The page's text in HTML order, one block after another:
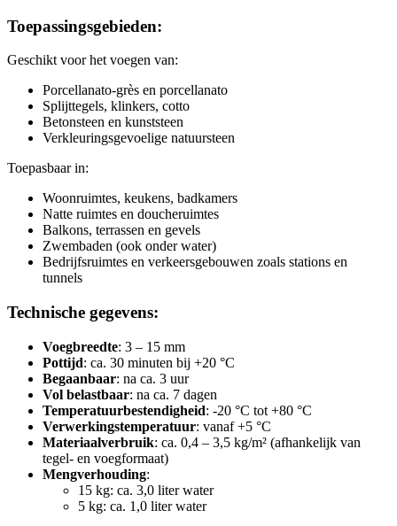
Toepassingsgebieden:
Geschikt voor het voegen van:
Porcellanato-grès en porcellanato
Splijttegels, klinkers, cotto
Betonsteen en kunststeen
Verkleuringsgevoelige natuursteen
Toepasbaar in:
Woonruimtes, keukens, badkamers
Natte ruimtes en doucheruimtes
Balkons, terrassen en gevels
Zwembaden (ook onder water)
Bedrijfsruimtes en verkeersgebouwen zoals stations en
tunnels
Technische gegevens:
Voegbreedte: 3 – 15 mm
Pottijd: ca. 30 minuten bij +20 °C
Begaanbaar: na ca. 3 uur
Vol belastbaar: na ca. 7 dagen
Temperatuurbestendigheid: -20 °C tot +80 °C
Verwerkingstemperatuur: vanaf +5 °C
Materiaalverbruik: ca. 0,4 – 3,5 kg/m² (afhankelijk van
tegel- en voegformaat)
Mengverhouding:
15 kg: ca. 3,0 liter water
5 kg: ca. 1,0 liter water